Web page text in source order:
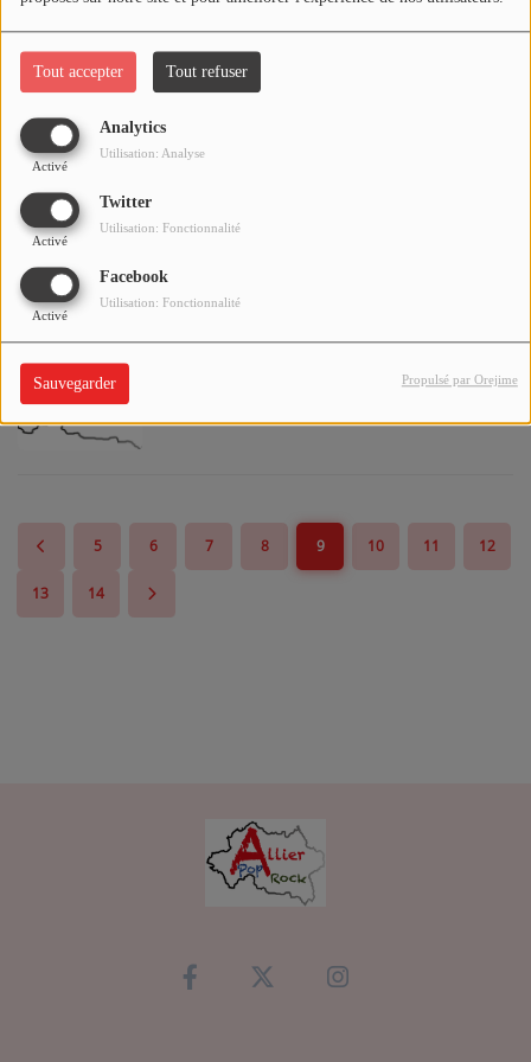
Tout accepter Tout refuser
Analytics
Activé
Utilisation: Analyse
Twitter
Activé
Utilisation: Fonctionnalité
Facebook
Activé
Utilisation: Fonctionnalité
Sauvegarder Propulsé par Orejime
Le Tour Auto 2026 Passera par l'Allier le
mardi 5 Mai 2026
Carrières à Saint-Victor / Secteur Interdit
au Public durant la Réparation
Exercice de sécurité civile ce mercredi 29
5 6 7 8 9 10 11 12
13 14